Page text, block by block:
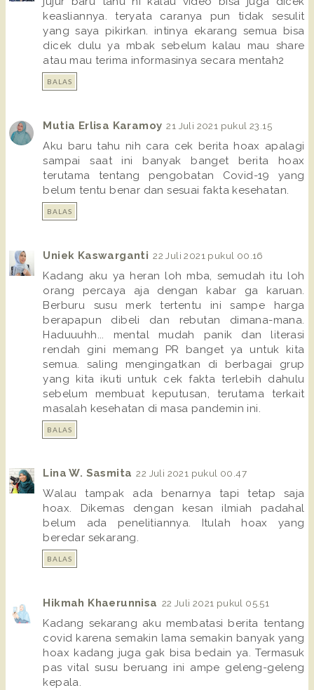
keasliannya. teryata caranya pun tidak sesulit
yang saya pikirkan. intinya ekarang semua bisa
dicek dulu ya mbak sebelum kalau mau share
atau mau terima informasinya secara mentah2
BALAS
Mutia Erlisa Karamoy 21 Juli 2021 pukul 23.15
Aku baru tahu nih cara cek berita hoax apalagi
sampai saat ini banyak banget berita hoax
terutama tentang pengobatan Covid-19 yang
belum tentu benar dan sesuai fakta kesehatan.
BALAS
Uniek Kaswarganti 22 Juli 2021 pukul 00.16
Kadang aku ya heran loh mba, semudah itu loh
orang percaya aja dengan kabar ga karuan.
Berburu susu merk tertentu ini sampe harga
berapapun dibeli dan rebutan dimana-mana.
Haduuuhh... mental mudah panik dan literasi
rendah gini memang PR banget ya untuk kita
semua. saling mengingatkan di berbagai grup
yang kita ikuti untuk cek fakta terlebih dahulu
sebelum membuat keputusan, terutama terkait
masalah kesehatan di masa pandemin ini.
BALAS
Lina W. Sasmita 22 Juli 2021 pukul 00.47
Walau tampak ada benarnya tapi tetap saja
hoax. Dikemas dengan kesan ilmiah padahal
belum ada penelitiannya. Itulah hoax yang
beredar sekarang.
BALAS
Hikmah Khaerunnisa 22 Juli 2021 pukul 05.51
Kadang sekarang aku membatasi berita tentang
covid karena semakin lama semakin banyak yang
hoax kadang juga gak bisa bedain ya. Termasuk
pas vital susu beruang ini ampe geleng-geleng
kepala.